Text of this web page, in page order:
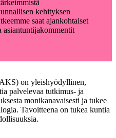
kehityksen
saat ajankohtaiset
asiantuntijakommentit
on yleishyödyllinen,
palvelevaa tutkimus- ja
monikanavaisesti ja tukee
Tavoitteena on tukea kuntia